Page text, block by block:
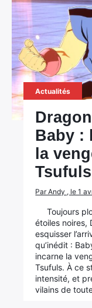
Actualités
Baby :
la
Par Andy , le 1
Toujours
étoiles noires,
esquisser
qu’inédit :
incarne la
Tsufuls. À ce
intensité, et
vilains de